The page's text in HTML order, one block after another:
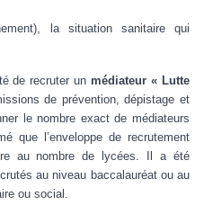
la situation sanitaire qui
de recruter unmédiateur « Lutte
de prévention, dépistage et
le nombre exact de médiateurs
que l’enveloppe de recrutement
au nombre de lycées. Il a été
au niveau baccalauréat ou au
ou social.